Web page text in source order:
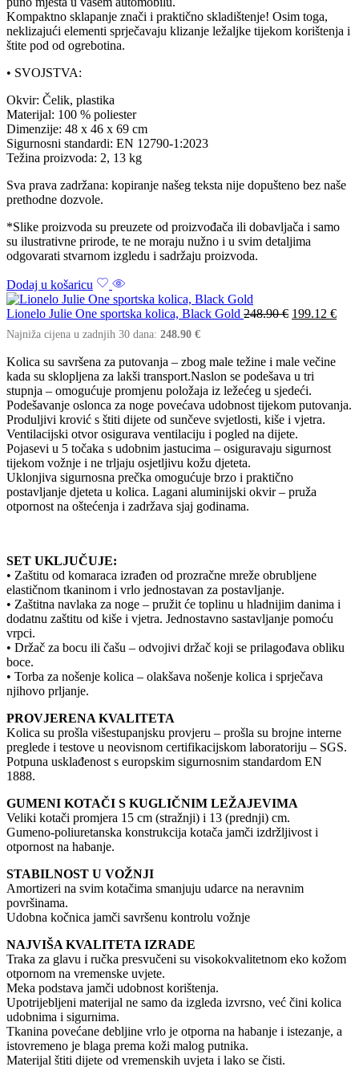
Kompaktno sklapanje znači i praktično skladištenje! Osim toga,
neklizajući elementi sprječavaju klizanje ležaljke tijekom korištenja i
štite pod od ogrebotina.
• SVOJSTVA:
Okvir: Čelik, plastika
Materijal: 100 % poliester
Dimenzije: 48 x 46 x 69 cm
Sigurnosni standardi: EN 12790-1:2023
Težina proizvoda: 2, 13 kg
Sva prava zadržana: kopiranje našeg teksta nije dopušteno bez naše
prethodne dozvole.
*Slike proizvoda su preuzete od proizvođača ili dobavljača i samo
su ilustrativne prirode, te ne moraju nužno i u svim detaljima
odgovarati stvarnom izgledu i sadržaju proizvoda.
Dodaj u košaricu
Lionelo Julie One sportska kolica, Black Gold 248.90€ 199.12 €
Najniža cijena u zadnjih 30 dana: 248.90 €
Kolica su savršena za putovanja – zbog male težine i male večine
kada su sklopljena za lakši transport.Naslon se podešava u tri
stupnja – omogućuje promjenu položaja iz ležećeg u sjedeći.
Podešavanje oslonca za noge povećava udobnost tijekom putovanja.
Produljivi krović s štiti dijete od sunčeve svjetlosti, kiše i vjetra.
Ventilacijski otvor osigurava ventilaciju i pogled na dijete.
Pojasevi u 5 točaka s udobnim jastucima – osiguravaju sigurnost
tijekom vožnje i ne trljaju osjetljivu kožu djeteta.
Uklonjiva sigurnosna prečka omogućuje brzo i praktično
postavljanje djeteta u kolica. Lagani aluminijski okvir – pruža
otpornost na oštećenja i zadržava sjaj godinama.
SET UKLJUČUJE:
• Zaštitu od komaraca izrađen od prozračne mreže obrubljene
elastičnom tkaninom i vrlo jednostavan za postavljanje.
• Zaštitna navlaka za noge – pružit će toplinu u hladnijim danima i
dodatnu zaštitu od kiše i vjetra. Jednostavno sastavljanje pomoću
vrpci.
• Držač za bocu ili čašu – odvojivi držač koji se prilagođava obliku
boce.
• Torba za nošenje kolica – olakšava nošenje kolica i sprječava
njihovo prljanje.
PROVJERENA KVALITETA
Kolica su prošla višestupanjsku provjeru – prošla su brojne interne
preglede i testove u neovisnom certifikacijskom laboratoriju – SGS.
Potpuna usklađenost s europskim sigurnosnim standardom EN
1888.
GUMENI KOTAČI S KUGLIČNIM LEŽAJEVIMA
Veliki kotači promjera 15 cm (stražnji) i 13 (prednji) cm.
Gumeno-poliuretanska konstrukcija kotača jamči izdržljivost i
otpornost na habanje.
STABILNOST U VOŽNJI
Amortizeri na svim kotačima smanjuju udarce na neravnim
površinama.
Udobna kočnica jamči savršenu kontrolu vožnje
NAJVIŠA KVALITETA IZRADE
Traka za glavu i ručka presvučeni su visokokvalitetnom eko kožom
otpornom na vremenske uvjete.
Meka podstava jamči udobnost korištenja.
Upotrijebljeni materijal ne samo da izgleda izvrsno, već čini kolica
udobnima i sigurnima.
Tkanina povećane debljine vrlo je otporna na habanje i istezanje, a
istovremeno je blaga prema koži malog putnika.
Materijal štiti dijete od vremenskih uvjeta i lako se čisti.